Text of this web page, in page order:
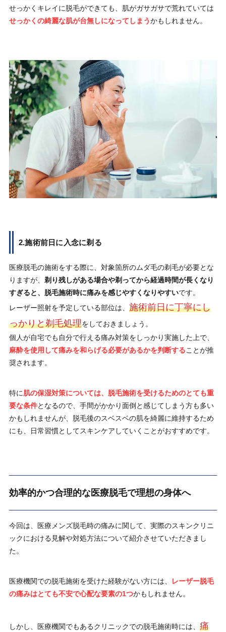
せっかくキレイに脱毛ができても、肌がガサガサで荒れていては
せっかくの綺麗な肌が台無しになってしまうかもしれません。
2.施術前日に入念に剃る
医療脱毛の施術をする際に、対象箇所のムダ毛の剃毛が必要とな
りますが、 剃り残しがある場合や剃ってから経過時間が長くなり
すぎると、脱毛施術時に痛みを感じやすくなりやすいです。
レーザー照射を予定している部位は、 施術前日に丁寧にし
っかりと剃毛処理をしておきましょう。
個人が自宅でも自分で行える痛み対策をしっかり実施した上で、
麻酔を使用して痛みを和らげる必要があるかを判断することが推
奨されます。
特に肌の保湿対策については、脱毛施術を受けるためのとても重
要な条件となるので、手間がかかり面倒と感じてしまう方も多い
かもしれませんが、脱毛後のスベスベの肌を綺麗に維持するため
にも、日常習慣としてスキンケアしていくことがおすすめです。
効率的かつ合理的な医療脱毛で理想の身体へ
今回は、医療メンズ脱毛時の痛みに関して、実際のスキンクリニ
ックにおける見解や対処方法について紹介させていただきまし
た。
医療機関での脱毛施術を受けた経験がない方には、
レーザー脱毛
の痛みはとても不安で心配な要素の1つかもしれません。
しかし、医療機関でもあるクリニックでの脱毛施術時には、 痛